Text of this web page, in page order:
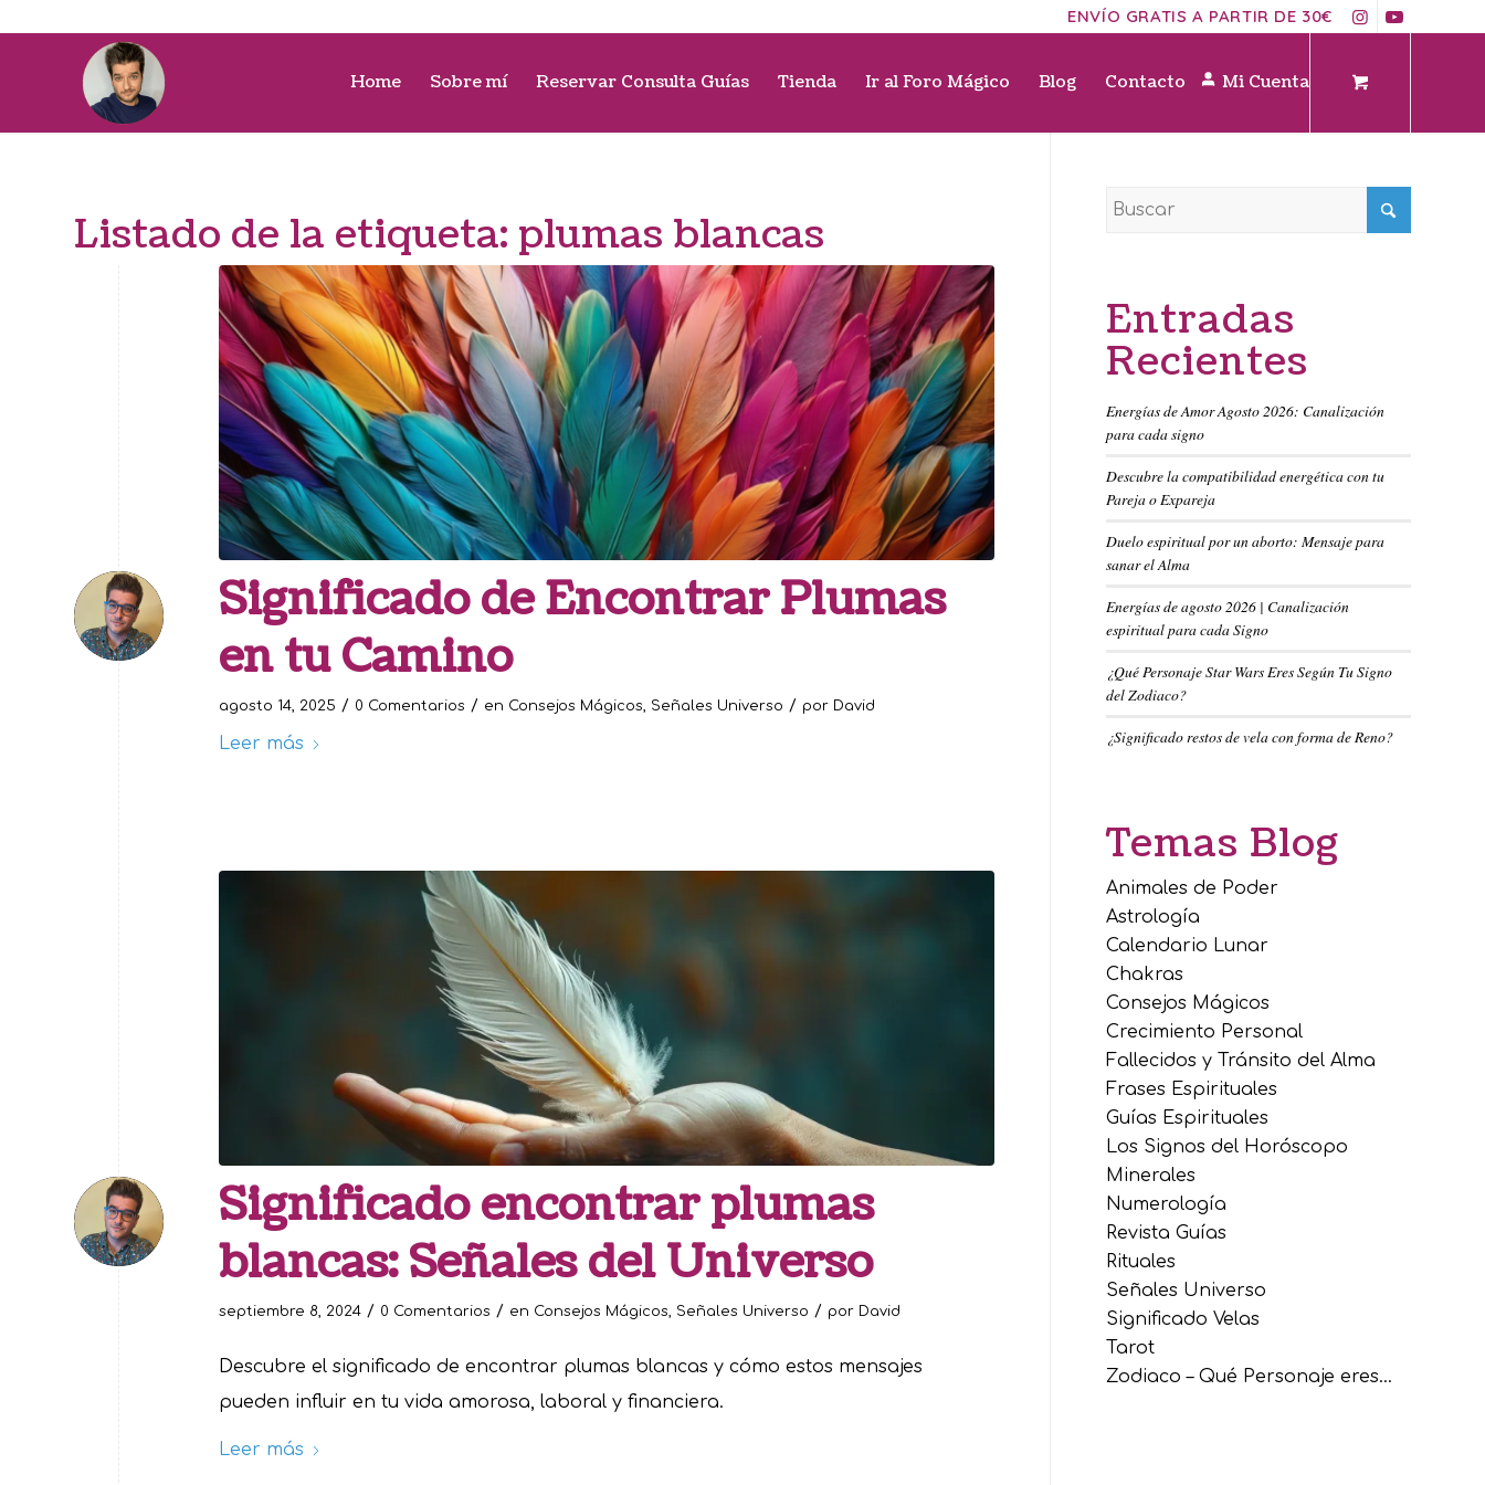
ENVÍO GRATIS A PARTIR DE 30€
Home Sobre mí Reservar Consulta Guías Tienda Ir al Foro Mágico Blog Contacto Mi Cuenta
Listado de la etiqueta: plumas blancas
Significado de Encontrar Plumas
en tu Camino
agosto 14, 2025 / 0 Comentarios / en Consejos Mágicos Señales Universo / por David
Leer más
Significado encontrar plumas
blancas: Señales del Universo
septiembre 8, 2024 / 0 Comentarios / en Consejos Mágicos Señales Universo / por David
Descubre el significado de encontrar plumas blancas y cómo estos mensajes
pueden influir en tu vida amorosa, laboral y financiera.
Leer más
Entradas
Recientes
Energías de Amor Agosto 2026: Canalización
para cada signo
Descubre la compatibilidad energética con tu
Pareja o Expareja
Duelo espiritual por un aborto: Mensaje para
sanar el Alma
Energías de agosto 2026 | Canalización
espiritual para cada Signo
¿Qué Personaje Star Wars Eres Según Tu Signo
del Zodiaco?
¿Significado restos de vela con forma de Reno?
Temas Blog
Animales de Poder
Astrología
Calendario Lunar
Chakras
Consejos Mágicos
Crecimiento Personal
Fallecidos y Tránsito del Alma
Frases Espirituales
Guías Espirituales
Los Signos del Horóscopo
Minerales
Numerología
Revista Guías
Rituales
Señales Universo
Significado Velas
Tarot
Zodiaco – Qué Personaje eres…